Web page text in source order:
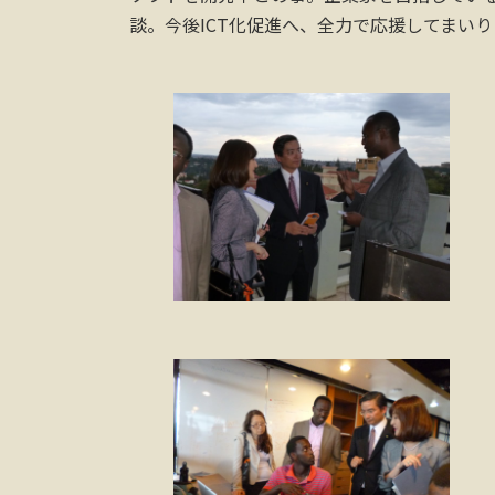
談。今後ICT化促進へ、全力で応援してまい